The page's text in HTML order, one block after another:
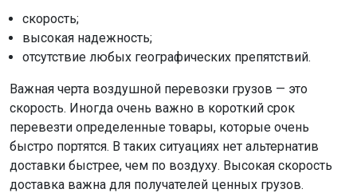
скорость;
высокая надежность;
отсутствие любых географических препятствий.
Важная черта воздушной перевозки грузов — это
скорость. Иногда очень важно в короткий срок
перевезти определенные товары, которые очень
быстро портятся. В таких ситуациях нет альтернатив
доставки быстрее, чем по воздуху. Высокая скорость
доставка важна для получателей ценных грузов.